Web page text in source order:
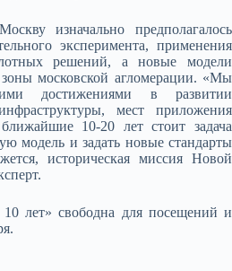
изначально предполагалось
эксперимента, применения
решений, а новые модели
зоны московской агломерации. «Мы
достижениями в развитии
мест приложения
10-20 лет стоит задача
модель и задать новые стандарты
историческая миссия Новой
лет» свободна для посещений и